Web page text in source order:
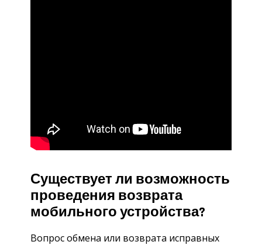
Существует ли возможность
проведения возврата
мобильного устройства?
Вопрос обмена или возврата исправных